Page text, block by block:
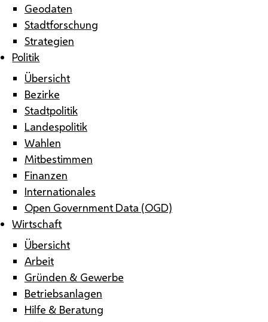
Geodaten
Stadtforschung
Strategien
Politik
Übersicht
Bezirke
Stadtpolitik
Landespolitik
Wahlen
Mitbestimmen
Finanzen
Internationales
Open Government Data (OGD)
Wirtschaft
Übersicht
Arbeit
Gründen & Gewerbe
Betriebsanlagen
Hilfe & Beratung